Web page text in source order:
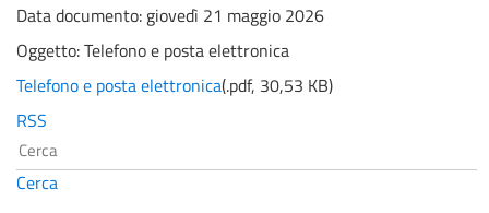
Data documento: giovedì 21 maggio 2026
Oggetto:Telefono e posta elettronica
Telefono e posta elettronica(.pdf, 30,53 KB)
RSS
Cerca